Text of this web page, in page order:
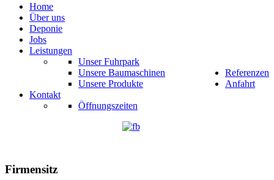
Home
Über uns
Deponie
Jobs
Leistungen
Unser Fuhrpark
Unsere Baumaschinen
Unsere Produkte
Referenzen
Anfahrt
Kontakt
Öffnungszeiten
Firmensitz